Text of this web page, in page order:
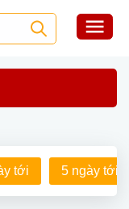
tới 5 ngày tới